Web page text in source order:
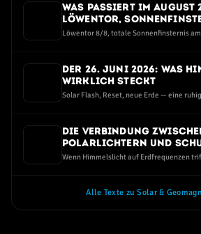
Was passiert im August
Löwentor,
dunkelste Perseiden-
Löwentor 8/8, totale Sonnenfinsternis
Der 26. Juni 2026: Was
wirklich steckt
Solar Flash, Reset, neue Erde — eine
Die Verbindung
Polarlichtern und
Resonanz-Spitzen
Wenn Himmelslicht auf Erdfrequenzen
Alle Texte zu Solar &